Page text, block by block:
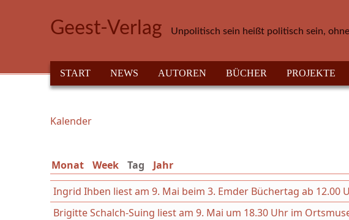
Geest-Verlag Unpolitisch sein heißt politisch sein,
HAUPTMENÜ
START NEWS AUTOREN BÜCHER PROJEKTE
Sie sind hier
Kalender
Monat Week Tag (aktiver Reiter)
Jahr
Ingrid Ihben liest am 9. Mai beim 3. Emder Büchertag ab 12.00
Brigitte Schalch-Suing liest am 9. Mai um 18.30 Uhr im